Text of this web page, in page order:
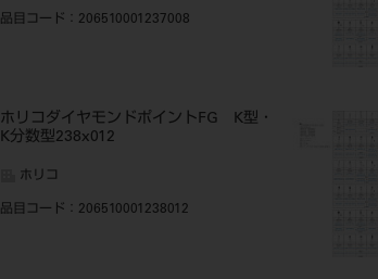
品目コード ：206510001237008
ホリコダイヤモンドポイントFG K型・
K分数型238x012
ホリコ
品目コード ：206510001238012